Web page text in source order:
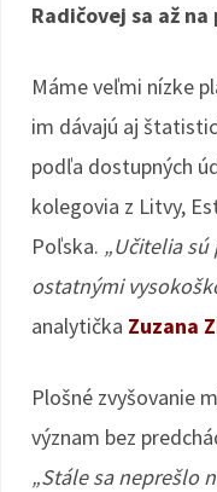
Radičovej sa až
Máme veľmi nízke
im dávajú aj
podľa dostupných
kolegovia z Litvy,
Poľska. „Učitelia
ostatnými
analytička Zuzana
Plošné zvyšovanie
význam bez
„Stále sa neprešlo